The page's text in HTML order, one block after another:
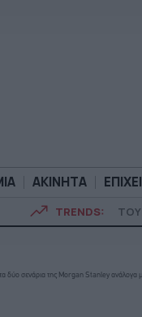
ΑΚΙΝΗΤΑ
TRENDS:
ΟΙΚΟΝΟΜΙΑ ΑΚΙΝΗΤΑ
τα δύο σενάρια της Morgan Stanley ανάλογα